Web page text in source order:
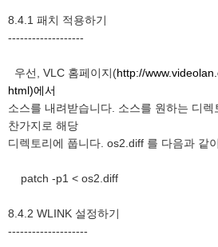
8.4.1 패치 적용하기
-------------------
우선, VLC 홈페이지(http://
html)에서
소스를 내려받습니다. 소스를 원하는 디
찬가지로 해당
디렉토리에 풉니다. os2.diff 를 다음과 같
patch -p1 < os2.diff
8.4.2 WLINK 설정하기
--------------------